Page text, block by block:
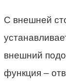
С внешней
внешний
функция –